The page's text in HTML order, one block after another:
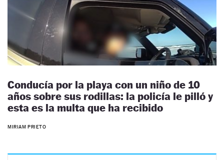
Conducía por la playa con un niño de 10
años sobre sus rodillas: la policía le pilló y
esta es la multa que ha recibido
MIRIAM PRIETO